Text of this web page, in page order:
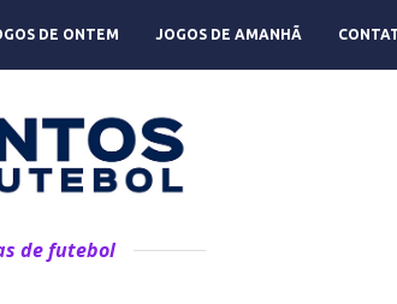
DE ONTEM JOGOS DE AMANHÃ
de futebol